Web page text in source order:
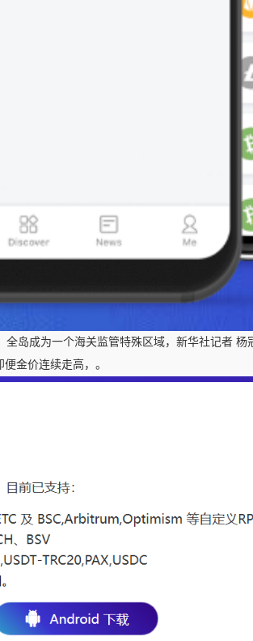
岛成为一个海关监管特殊区域，新华社记者
金价连续走高，。